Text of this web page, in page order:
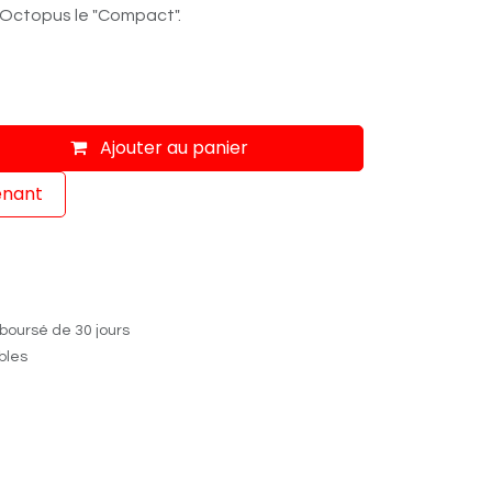
le "Compact".
Ajouter au panier
de 30 jours